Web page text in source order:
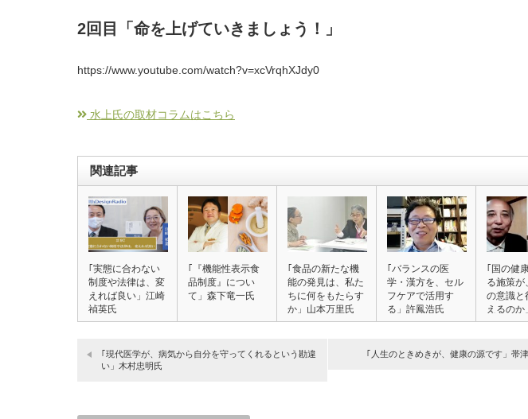
2回目「命を上げていきましょう！」
https://www.youtube.com/watch?v=xcVrqhXJdy0
水上氏の取材コラムはこちら
関連記事
｢実態に合わない
制度や法律は、変
えれば良い」江崎
禎英氏
｢『機能性表示食
品制度』につい
て」森下竜一氏
｢食品の新たな機
能の発見は、私た
ちに何をもたらす
か」山本万里氏
｢バランスの医
学・漢方を、セル
フケアで活用す
る」許鳳浩氏
｢国の健
る施策が
の意識と
えるのか
瀬…
｢現代医学が、病気から自分を守ってくれるという勘違
い」木村忠明氏
｢人生のときめきが、健康の源です」帯